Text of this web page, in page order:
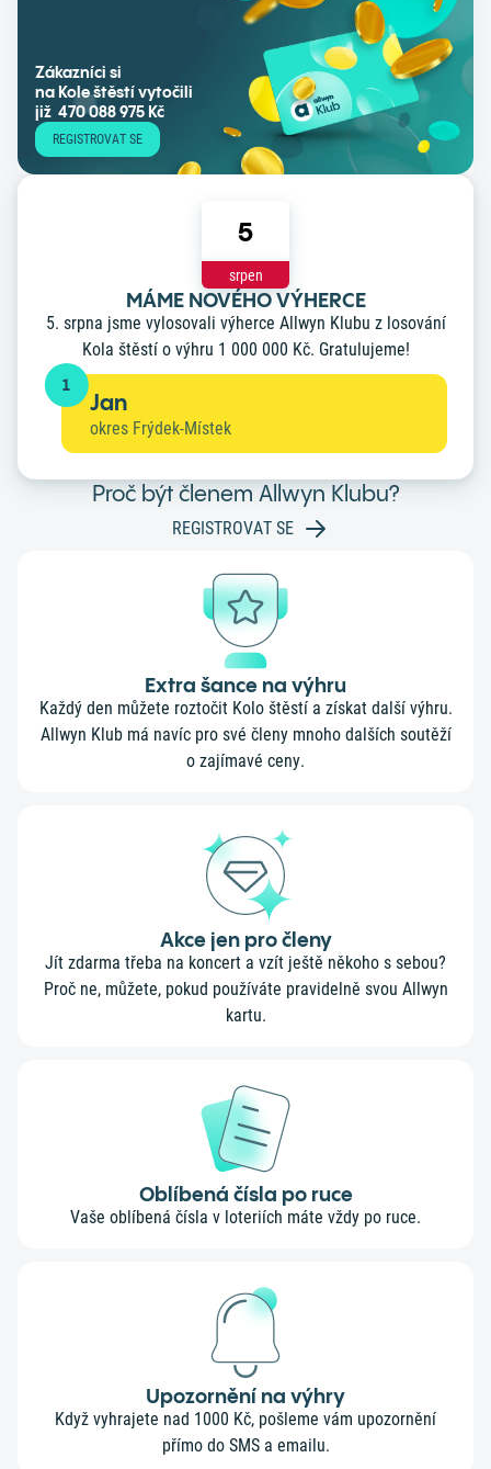
Zákazníci si
na Kole štěstí vytočili
již 470 088 975 Kč
REGISTROVAT SE
5
srpen
MÁME NOVÉHO VÝHERCE
5. srpna jsme vylosovali výherce Allwyn Klubu z losování
Kola štěstí o výhru 1 000 000 Kč. Gratulujeme!
1
Jan
okres Frýdek-Místek
Proč být členem Allwyn Klubu?
REGISTROVAT SE
Extra šance na výhru
Každý den můžete roztočit Kolo štěstí a získat další výhru.
Allwyn Klub má navíc pro své členy mnoho dalších soutěží
o zajímavé ceny.
Akce jen pro členy
Jít zdarma třeba na koncert a vzít ještě někoho s sebou?
Proč ne, můžete, pokud používáte pravidelně svou Allwyn
kartu.
Oblíbená čísla po ruce
Vaše oblíbená čísla v loteriích máte vždy po ruce.
Upozornění na výhry
Když vyhrajete nad 1000 Kč, pošleme vám upozornění
přímo do SMS a emailu.